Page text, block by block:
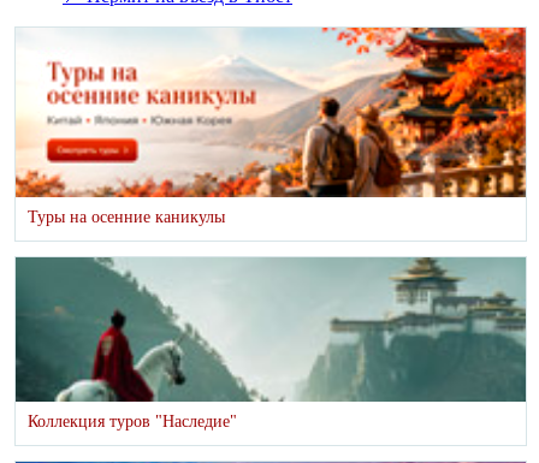
Туры на осенние каникулы
Коллекция туров "Наследие"